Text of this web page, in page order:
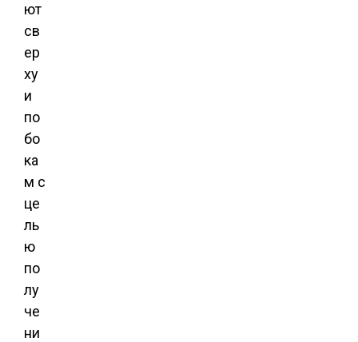
ют
св
ер
ху
и
по
бо
ка
м с
це
ль
ю
по
лу
че
ни